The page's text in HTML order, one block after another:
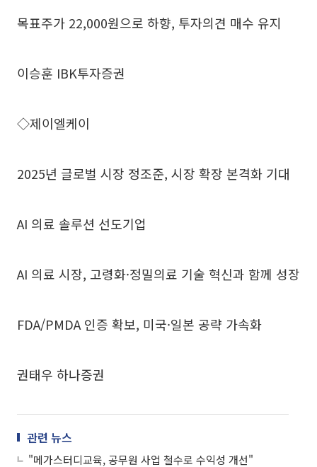
목표주가 22,000원으로 하향, 투자의견 매수 유지
이승훈 IBK투자증권
◇제이엘케이
2025년 글로벌 시장 정조준, 시장 확장 본격화 기대
AI 의료 솔루션 선도기업
AI 의료 시장, 고령화·정밀의료 기술 혁신과 함께 성장
FDA/PMDA 인증 확보, 미국·일본 공략 가속화
권태우 하나증권
관련 뉴스
"메가스터디교육, 공무원 사업 철수로 수익성 개선"